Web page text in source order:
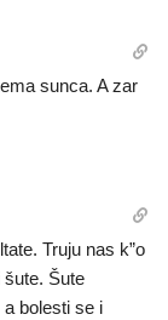
sunca. A zar
Truju nas k”o
šute. Šute
bolesti se i